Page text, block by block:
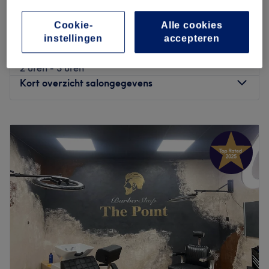
bespaar tot 50%
Vrouwen - Highlights - Scalp -
vanaf
2 uren - 3 uren
vanaf
Kort overzicht salongegevens
20:00
Woensdag
11:00
20:00
Donderdag
11:00–20:00
Vrijdag
11:00
20:00
Zaterdag
11:00–20:00
Zondag
11:00 19:00
O&H salon Hanna by Osama & Hannis een salon waar
zorg en comfort centraal staan, met als doel de klanten
een unieke wellnesservaring te bieden.
Alle cookies
accepteren
Cookie-
instellingen